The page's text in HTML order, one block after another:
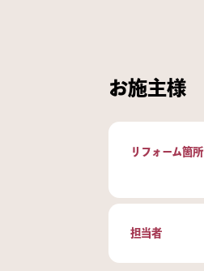
お施主様
リフォーム箇所
担当者